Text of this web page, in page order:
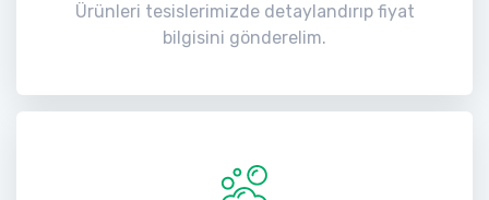
Ürünleri tesislerimizde detaylandırıp fiyat
bilgisini gönderelim.